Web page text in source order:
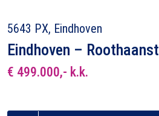
5643 PX, Eindhoven
Eindhoven –
€ 499.000,- k.k.